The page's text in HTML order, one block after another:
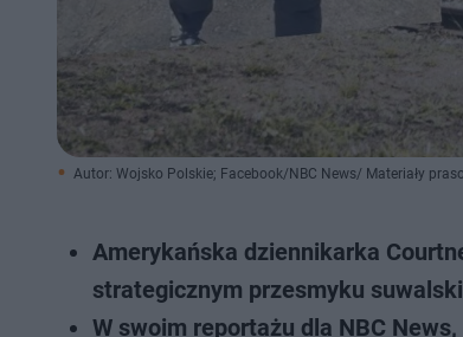
Autor: Wojsko Polskie; Facebook/NBC News/ Materiały
Amerykańska dziennikarka
strategicznym przesmyku
W swoim reportażu dla NBC